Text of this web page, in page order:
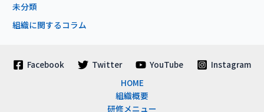
未分類
組織に関するコラム
Facebook Twitter YouTube
Instagram
HOME
組織概要
研修メニュー